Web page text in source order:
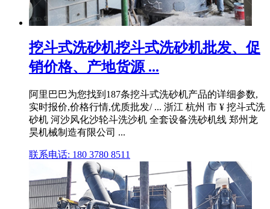
挖斗式洗砂机挖斗式洗砂机批发、促
销价格、产地货源 ...
阿里巴巴为您找到187条挖斗式洗砂机产品的详细参数,
实时报价,价格行情,优质批发/ ... 浙江 杭州 市 ¥ 挖斗式洗
砂机 河沙风化沙轮斗洗沙机 全套设备洗砂机线 郑州龙
昊机械制造有限公司 ...
联系电话: 180 3780 8511